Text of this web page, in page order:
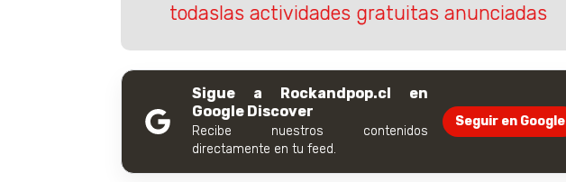
todaslas actividades gratuitas anunciadas
Sigue a Rockandpop.cl en
Google Discover
Recibe nuestros contenidos
directamente en tu feed.
Seguir en Google